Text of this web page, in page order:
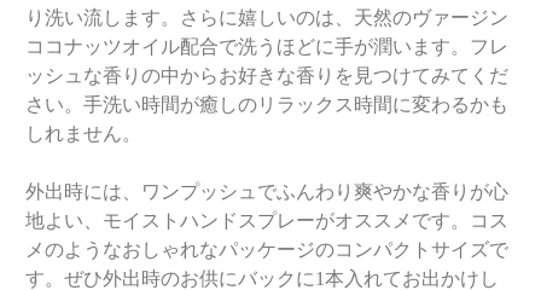
り洗い流します。さらに嬉しいのは、天然のヴァージン
ココナッツオイル配合で洗うほどに手が潤います。フレ
ッシュな香りの中からお好きな香りを見つけてみてくだ
さい。手洗い時間が癒しのリラックス時間に変わるかも
しれません。
外出時には、ワンプッシュでふんわり爽やかな香りが心
地よい、モイストハンドスプレーがオススメです。コス
メのようなおしゃれなパッケージのコンパクトサイズで
す。ぜひ外出時のお供にバックに1本入れてお出かけし